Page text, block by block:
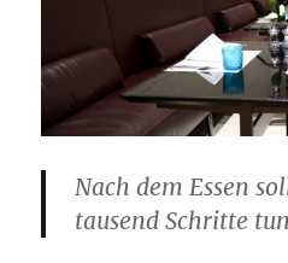
Nach dem Essen
tausend Schritte